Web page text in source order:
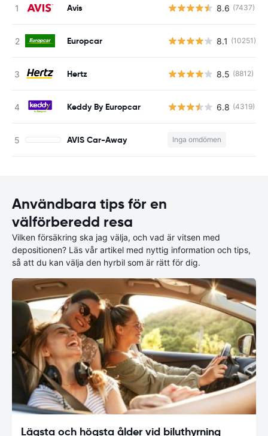
Avis 8.6 (7437)
Europcar 8.1 (10251)
Hertz 8.5 (8812)
Keddy By Europcar 6.8 (4319)
AVIS Car-Away Inga omdömen
Användbara tips för en
välförberedd resa
Vilken försäkring ska jag välja, och vad är vitsen med
depositionen? Läs vår artikel med nyttig information och tips,
så att du kan välja den hyrbil som är rätt för dig.
Lägsta och högsta ålder vid biluthyrning